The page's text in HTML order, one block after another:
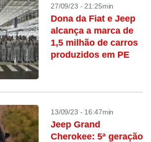
27/09/23 - 21:25min
Dona da Fiat e Jeep
alcança a marca de
1,5 milhão de carros
produzidos em PE
13/09/23 - 16:47min
Jeep Grand
Cherokee: 5ª geração